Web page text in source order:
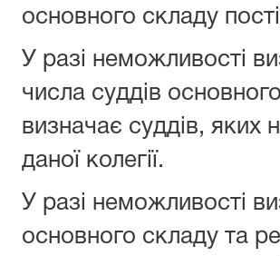
основного складу
У разі неможливості
числа суддів
визначає суддів, яких
даної колегії.
У разі неможливості
основного складу та